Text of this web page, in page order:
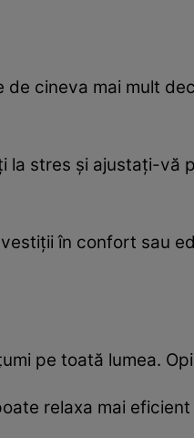
cineva mai mult
stres și ajustați-vă
în confort sau
pe toată lumea.
relaxa mai